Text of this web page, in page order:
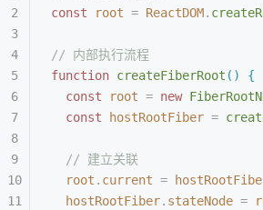
const root = ReactDOM.
// 内部执行流程
function createFiberRoot ( )
{
const root = new
const hostRootFiber =
// 建立关联
root . current =
hostRootFiber. stateNode =